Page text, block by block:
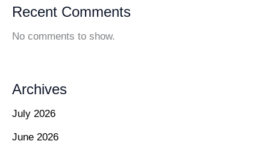
Recent Comments
No comments to show.
Archives
July 2026
June 2026